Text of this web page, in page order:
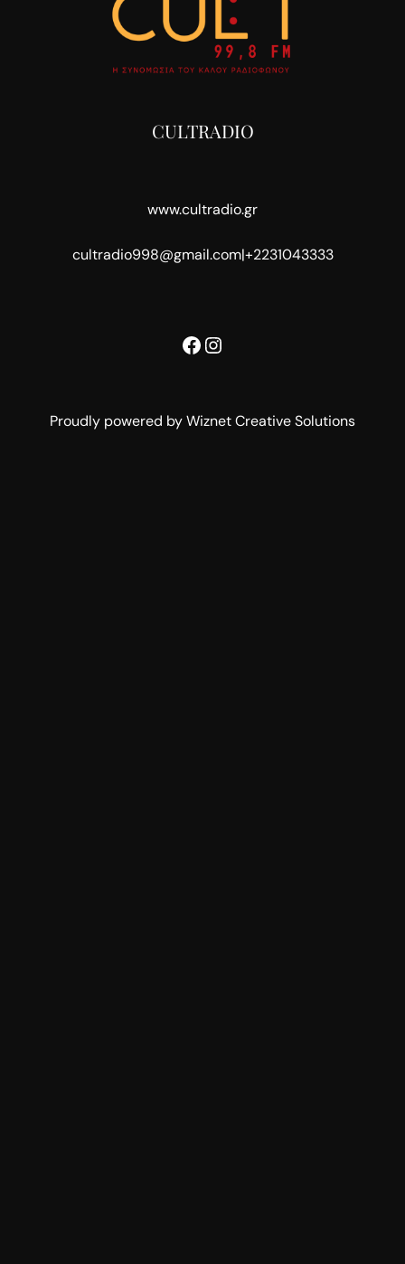
CULTRADIO
www.cultradio.gr
cultradio998@gmail.com|+2231043333
Facebook
Instagram
Proudly powered by Wiznet Creative Solutions